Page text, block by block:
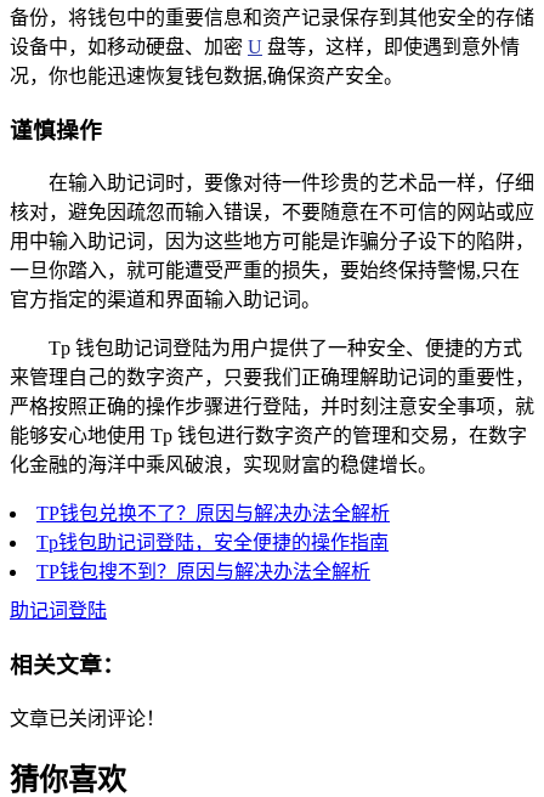
备份，将钱包中的重要信息和资产记录保存到其他安全的存储
设备中，如移动硬盘、加密 U 盘等，这样，即使遇到意外情
况，你也能迅速恢复钱包数据,确保资产安全。
谨慎操作
在输入助记词时，要像对待一件珍贵的艺术品一样，仔细
核对，避免因疏忽而输入错误，不要随意在不可信的网站或应
用中输入助记词，因为这些地方可能是诈骗分子设下的陷阱，
一旦你踏入，就可能遭受严重的损失，要始终保持警惕,只在
官方指定的渠道和界面输入助记词。
Tp 钱包助记词登陆为用户提供了一种安全、便捷的方式
来管理自己的数字资产，只要我们正确理解助记词的重要性，
严格按照正确的操作步骤进行登陆，并时刻注意安全事项，就
能够安心地使用 Tp 钱包进行数字资产的管理和交易，在数字
化金融的海洋中乘风破浪，实现财富的稳健增长。
TP钱包兑换不了？原因与解决办法全解析
Tp钱包助记词登陆，安全便捷的操作指南
TP钱包搜不到？原因与解决办法全解析
助记词登陆
相关文章：
文章已关闭评论！
猜你喜欢